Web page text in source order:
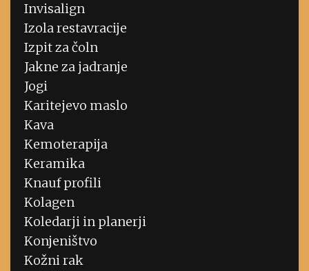
Invisalign
Izola restavracije
Izpit za čoln
Jakne za jadranje
Jogi
Karitejevo maslo
Kava
Kemoterapija
Keramika
Knauf profili
Kolagen
Koledarji in planerji
Konjeništvo
Kožni rak